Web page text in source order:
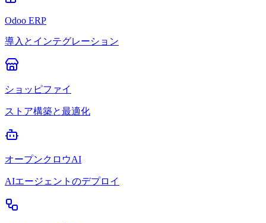
Odoo ERP
導入とインテグレーション
ショッピファイ
ストア構築と最適化
オープンクロウAI
AIエージェントのデプロイ